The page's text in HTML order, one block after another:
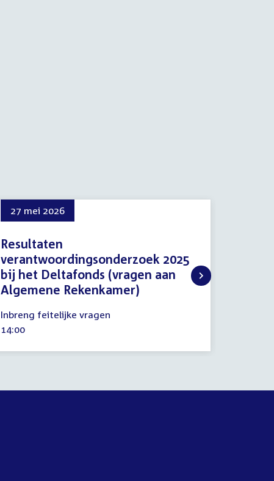
27 mei 2026
Resultaten
verantwoordingsonderzoek 2025
bij het Deltafonds (vragen aan
Algemene Rekenkamer)
mei
2026
Inbreng feitelijke vragen
Tijd
14:00